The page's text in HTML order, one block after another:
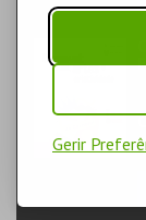
Gerir